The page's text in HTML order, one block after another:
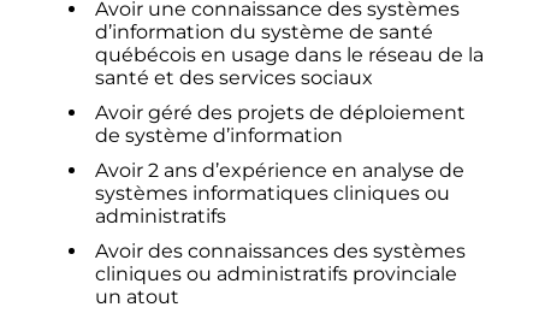
Avoir une connaissance des systèmes
d’information du système de santé
québécois en usage dans le réseau de la
santé et des services sociaux
Avoir géré des projets de déploiement
de système d’information
Avoir 2 ans d’expérience en analyse de
systèmes informatiques cliniques ou
administratifs
Avoir des connaissances des systèmes
cliniques ou administratifs provinciale
un atout